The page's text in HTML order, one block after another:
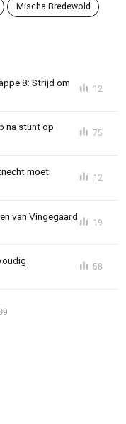
Mischa Bredewold
8: Strijd om
12
na stunt op
75
moet
12
van Vingegaard
19
58